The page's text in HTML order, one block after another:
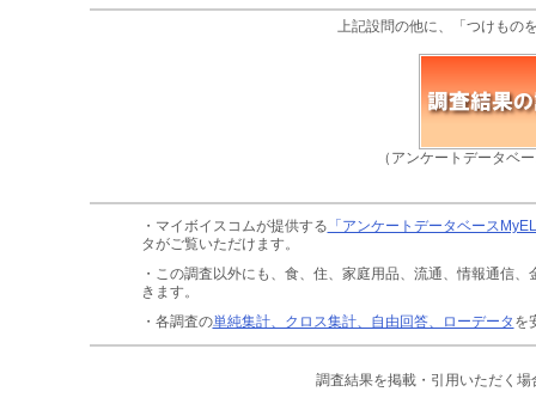
上記設問の他に、「つけもの
（アンケートデータベ
・マイボイスコムが提供する 「アンケートデータベース
タがご覧いただけます。
・この調査以外にも、食、住、家庭用品、流通、情報通信、
きます。
・各調査の単純集計、クロス集計、自由回答、ローデータ を
調査結果を掲載・引用いただく場